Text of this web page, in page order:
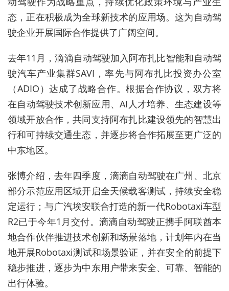
态，正在积极成为全球新技术的应用场。这为自动驾
驶企业开展国际合作提供了广阔空间。
去年11月，滴滴自动驾驶加入阿布扎比智能和自动驾
驶汽车产业集群SAVI，率先与阿布扎比投资办公室
（ADIO）达成了战略合作。根据合作协议，双方将
在自动驾驶技术创新应用、AI人才培养、生态建设等
领域开放合作，共同支持阿布扎比建设领先的智慧出
行和可持续交通生态，并逐步将合作拓展至更广泛的
中东地区。
张博介绍，去年四季度，滴滴自动驾驶在广州、北京
部分示范应用区域开启全天候载客测试，持续安全稳
定运行；与广汽埃安联合打造的新一代Robotaxi车型
R2已于今年1月交付。滴滴自动驾驶正携手阿联酋本
地合作伙伴推进技术创新和场景落地，计划年内在当
地开展Robotaxi测试和场景验证，并在安全的前提下
稳步推进，逐步为中东用户带来安全、可靠、智能的
出行体验。